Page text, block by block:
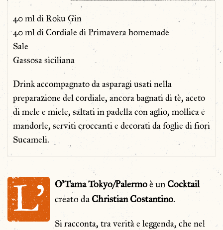
40 ml di Roku Gin
40 ml di Cordiale di Primavera homemade
Sale
Gassosa siciliana
Drink accompagnato da asparagi usati nella
preparazione del cordiale, ancora bagnati di tè, aceto
di mele e miele, saltati in padella con aglio, mollica e
mandorle, serviti croccanti e decorati da foglie di fiori
Sucameli.
L’ O’Tama Tokyo/Palermoè un Cocktail
creato da Christian Costantino.
Si racconta, tra verità e leggenda, che nel